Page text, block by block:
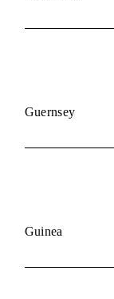
Guernsey
Guinea